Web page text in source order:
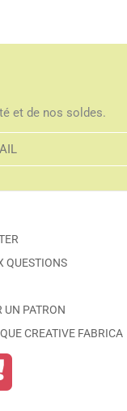
et de nos soldes.
QUESTIONS
UN PATRON
CREATIVE FABRICA